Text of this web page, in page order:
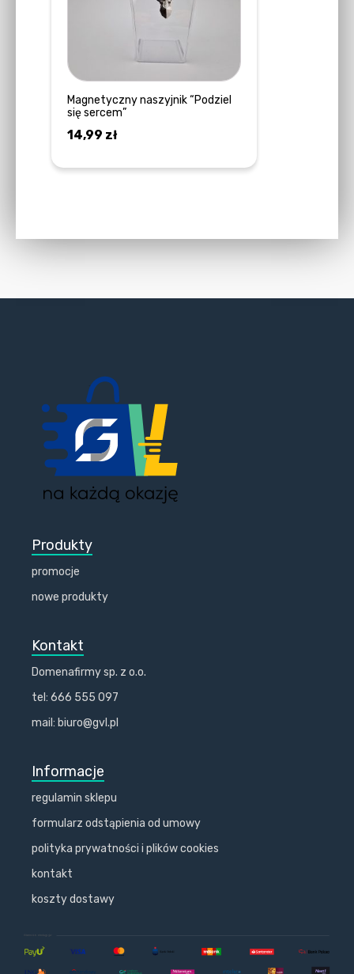
Magnetyczny naszyjnik “Podziel
się sercem”
14,99 zł
Produkty
promocje
nowe produkty
Kontakt
Domenafirmy sp. z o.o.
tel: 666 555 097
mail: biuro@gvl.pl
Informacje
regulamin sklepu
formularz odstąpienia od umowy
polityka prywatności i plików cookies
kontakt
koszty dostawy